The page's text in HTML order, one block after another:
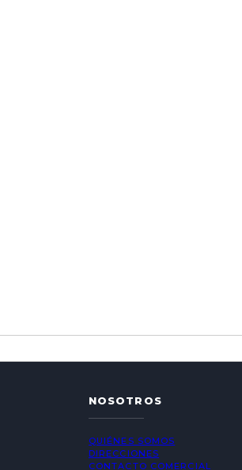
NOSOTROS
QUIÉNES SOMOS
DIRECCIONES
CONTACTO COMERCIAL